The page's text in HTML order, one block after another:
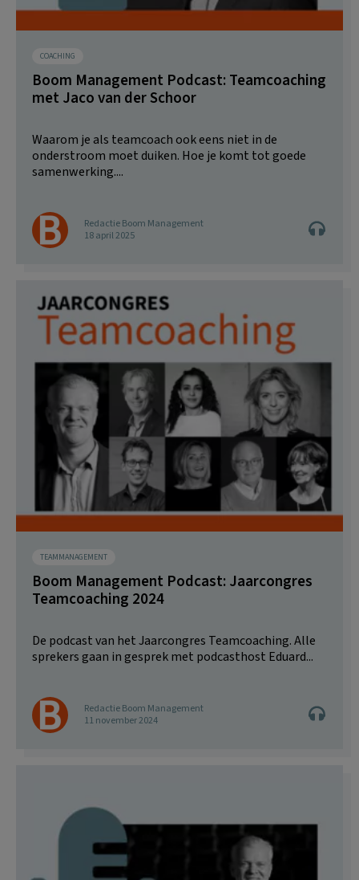
COACHING
Boom Management Podcast: Teamcoaching
met Jaco van der Schoor
Waarom je als teamcoach ook eens niet in de
onderstroom moet duiken. Hoe je komt tot goede
samenwerking....
Redactie Boom Management
18 april 2025
TEAMMANAGEMENT
Boom Management Podcast: Jaarcongres
Teamcoaching 2024
De podcast van het Jaarcongres Teamcoaching. Alle
sprekers gaan in gesprek met podcasthost Eduard...
Redactie Boom Management
11 november 2024